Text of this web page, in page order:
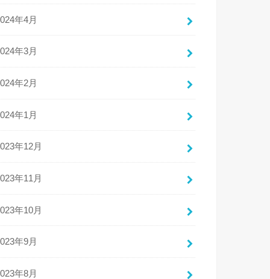
年4月
年3月
年2月
年1月
年12月
年11月
年10月
年9月
年8月